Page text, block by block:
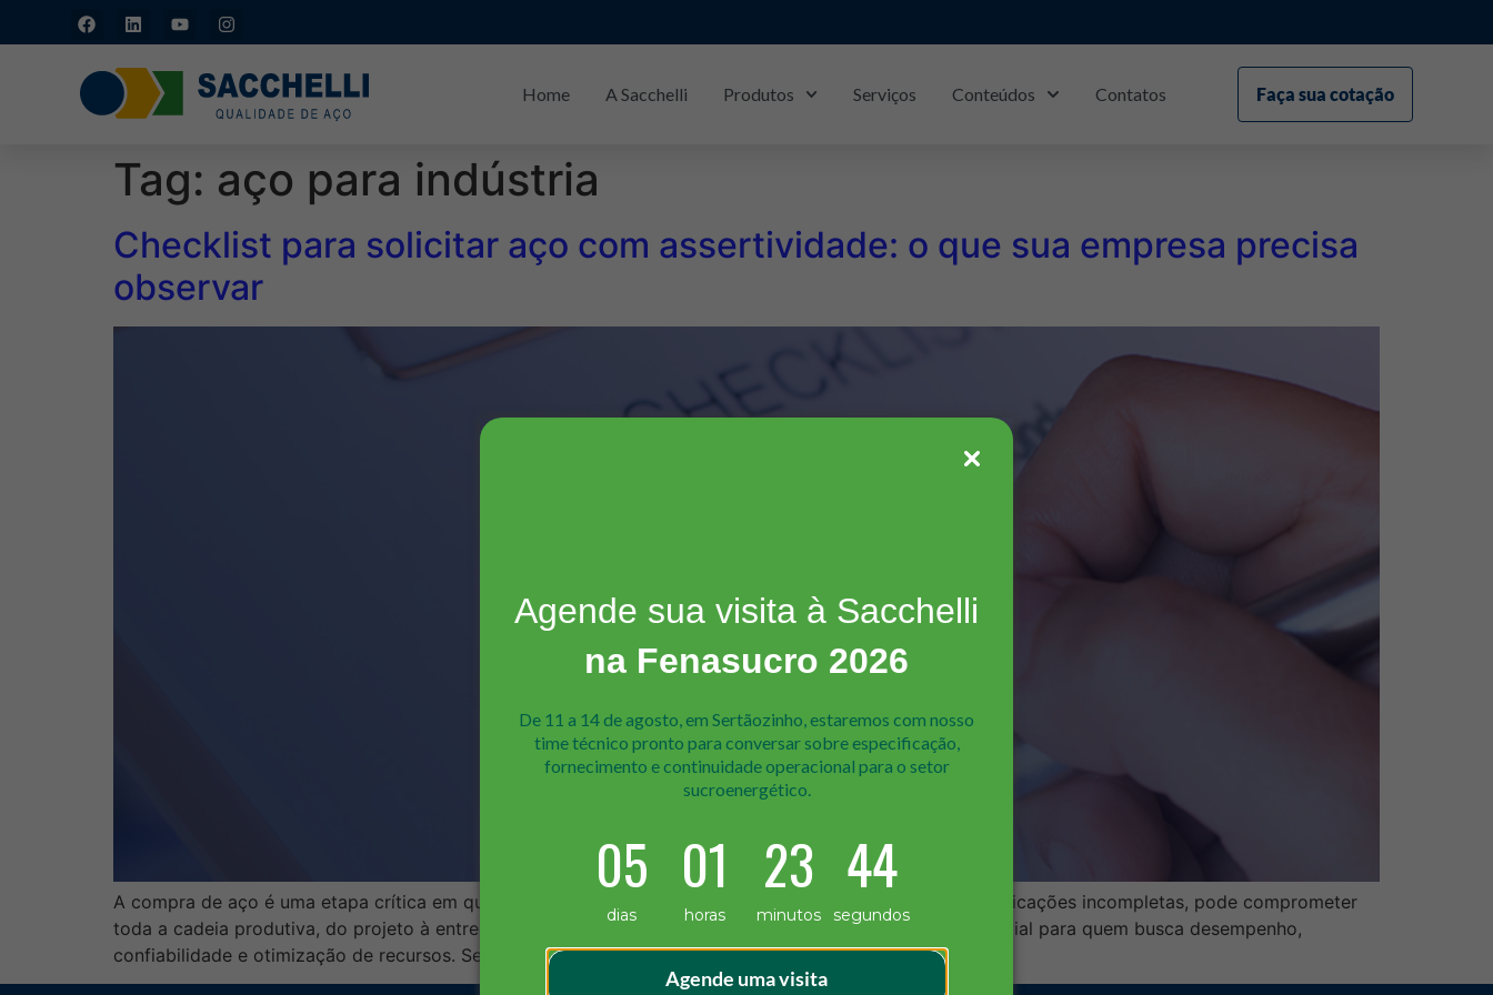
Agende sua visita à Sacchelli
na Fenasucro 2026
De 11 a 14 de agosto, em Sertãozinho, estaremos com nosso
time técnico pr onto para conversar sobre especificação,
fornecimento e continuidade operacional para o setor
sucroenergético.
05
dias
01
horas
23
minutos
44
segundos
Agende uma visita
Home A Sacchelli Produtos Serviços Conteúdos Contatos Faça sua cotação
Tag: aço para indústria
Checklist para solicitar aço com assertividade: o que sua empresa precisa
observar
A compra de aço é uma etapa crítica em qualquer processo industrial. Quando feita com falhas ou especificações incompletas, pode comprometer
toda a cadeia produtiva, do projeto à entrega final. Por isso, criar um checklist para solicitar aço é essencial para quem busca desempenho,
confiabilidade e otimização de recursos. Seja para usinagem, soldagem, montagem ou […]